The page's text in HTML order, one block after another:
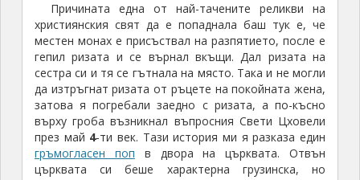
Причината една от най-тачените реликви на
християнския свят да е попаднала баш тук е, че
местен монах е присъствал на разпятието, после е
гепил ризата и се върнал вкъщи. Дал ризата на
сестра си и тя се гътнала на място. Така и не могли
да изтръгнат ризата от ръцете на покойната жена,
затова я погребали заедно с ризата, а по-късно
върху гроба възникнал въпросния Свети Цховели
през май 4-ти век. Тази история ми я разказа един
гръмогласен поп в двора на църквата. Отвън
църквата си беше характерна грузинска, но